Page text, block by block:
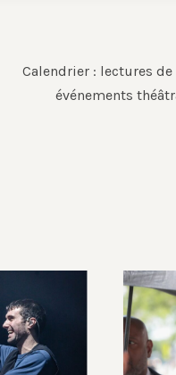
Calendrier : lectures
événements